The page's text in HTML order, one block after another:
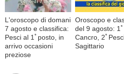
L'oroscopo di domani
7 agosto e classifica:
Pesci al 1ﾟposto, in
arrivo occasioni
preziose
Oroscopo e
del 9 agosto: 1ﾟ
Cancro, 2ﾟ
Sagittario